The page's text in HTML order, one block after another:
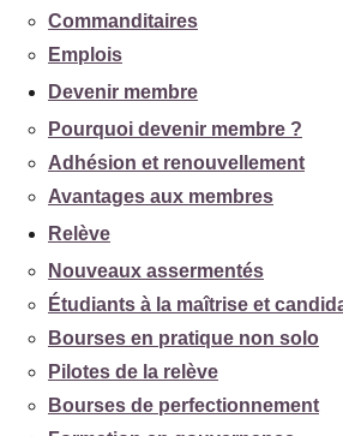
Commanditaires
Emplois
Devenir membre
Pourquoi devenir membre ?
Adhésion et renouvellement
Avantages aux membres
Relève
Nouveaux assermentés
Étudiants à la maîtrise et
Bourses en pratique non solo
Pilotes de la relève
Bourses de perfectionnement